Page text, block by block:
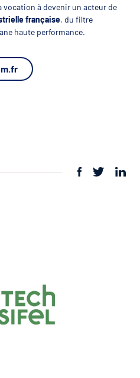
vocation à devenir un acteur de
française, du filtre
haute performance.